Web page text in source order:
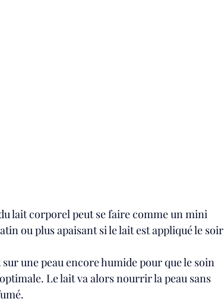
lait corporel peut se faire comme un mini
ou plus apaisant si le lait est appliqué le soir
une peau encore humide pour que le soin
Le lait va alors nourrir la peau sans